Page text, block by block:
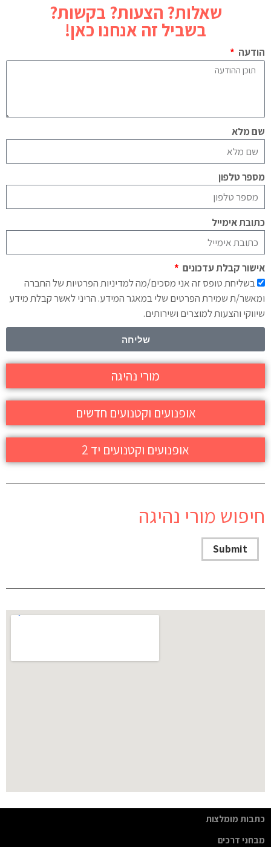
שאלות? הצעות? בקשות?
בשביל זה אנחנו כאן!
הודעה
שם מלא
מספר טלפון
כתובת אימייל
אישור קבלת עדכונים
בשליחת טופס זה אני מסכים/מה למדיניות הפרטיות של החברה
ומאשר/ת שמירת הפרטים שלי במאגר המידע. הריני לאשר קבלת מידע
שיווקי והצעות למוצרים ושירותים.
שליחה
מורי נהיגה
אופנועים וקטנועים חדשים
אופנועים וקטנועים יד 2
חיפוש מורי נהיגה
כתבות מומלצות
מבחני דרכים